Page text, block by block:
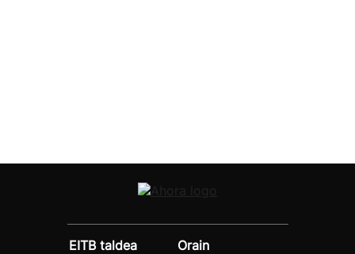
EITB taldea
Orain